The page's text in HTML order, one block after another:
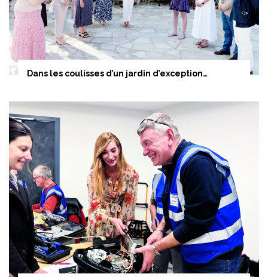
Dans les coulisses d’un jardin d’exception…